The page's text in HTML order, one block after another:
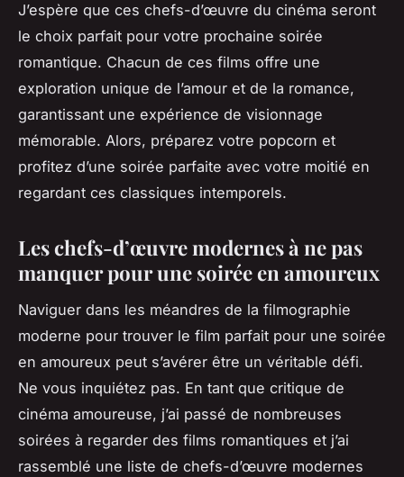
J’espère que ces chefs-d’œuvre du cinéma seront
le choix parfait pour votre prochaine soirée
romantique. Chacun de ces films offre une
exploration unique de l’amour et de la romance,
garantissant une expérience de visionnage
mémorable. Alors, préparez votre popcorn et
profitez d’une soirée parfaite avec votre moitié en
regardant ces classiques intemporels.
Les chefs-d’œuvre modernes à ne pas
manquer pour une soirée en amoureux
Naviguer dans les méandres de la filmographie
moderne pour trouver le film parfait pour une soirée
en amoureux peut s’avérer être un véritable défi.
Ne vous inquiétez pas. En tant que critique de
cinéma amoureuse, j’ai passé de nombreuses
soirées à regarder des films romantiques et j’ai
rassemblé une liste de chefs-d’œuvre modernes